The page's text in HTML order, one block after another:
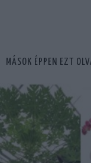
MÁSOK ÉPPEN EZT